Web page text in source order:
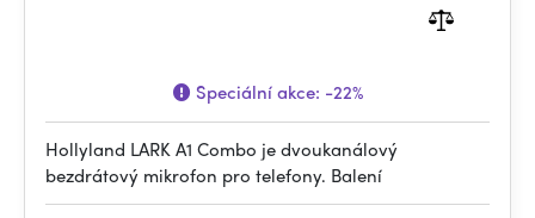
Speciální akce: -22%
Hollyland LARK A1 Combo je dvoukanálový
bezdrátový mikrofon pro telefony. Balení